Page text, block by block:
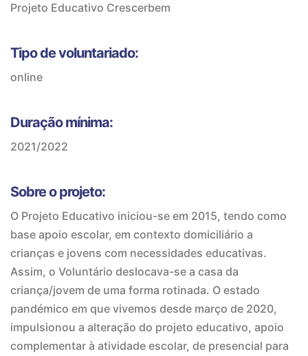
Projeto Educativo Crescerbem
Tipo de voluntariado:
online
Duração mínima:
2021/2022
Sobre o projeto:
O Projeto Educativo iniciou-se em 2015, tendo como
base apoio escolar, em contexto domiciliário a
crianças e jovens com necessidades educativas.
Assim, o Voluntário deslocava-se a casa da
criança/jovem de uma forma rotinada. O estado
pandémico em que vivemos desde março de 2020,
impulsionou a alteração do projeto educativo, apoio
complementar à atividade escolar, de presencial para